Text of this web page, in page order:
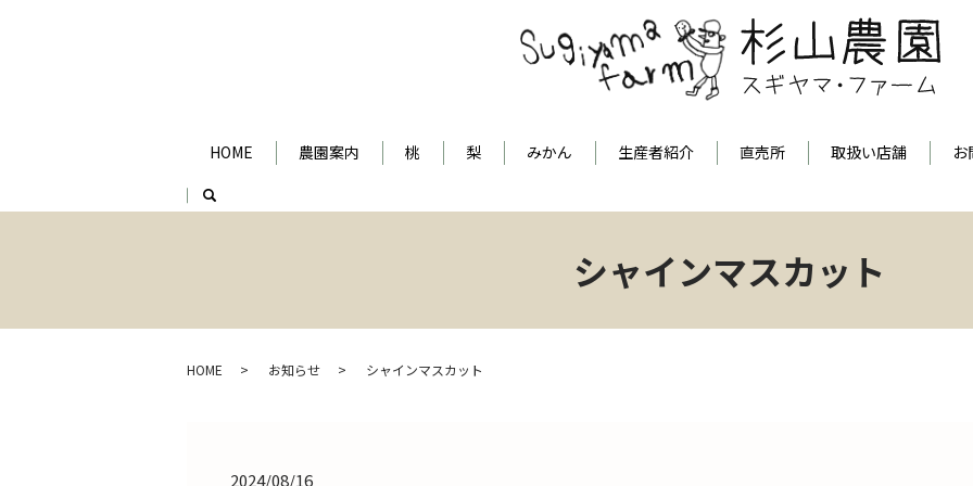
HOME 農園案内 桃 梨 みかん 生産者紹介 直売所 取扱い店舗
search
シャインマスカット
HOME お知らせ シャインマスカット
2024/08/16